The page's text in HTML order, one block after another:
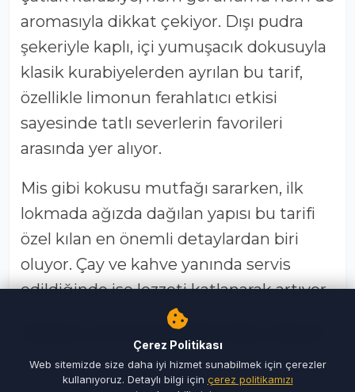
aromasıyla dikkat çekiyor. Dışı pudra
şekeriyle kaplı, içi yumuşacık dokusuyla
klasik kurabiyelerden ayrılan bu tarif,
özellikle limonun ferahlatıcı etkisi
sayesinde tatlı severlerin favorileri
arasında yer alıyor.
Mis gibi kokusu mutfağı sararken, ilk
lokmada ağızda dağılan yapısı bu tarifi
özel kılan en önemli detaylardan biri
oluyor. Çay ve kahve yanında servis
edildiğinde ise lezzeti katlanarak artıyor.
LİMONLU ÇATLAK KURABİYE NASIL YAPILIR?
Bu tarifte en önemli nokta,
Çerez Politikası
Web sitemizde size daha iyi hizmet sunabilmek için çerezler
kullanıyoruz. Detaylı bilgi için çerez politikamızı